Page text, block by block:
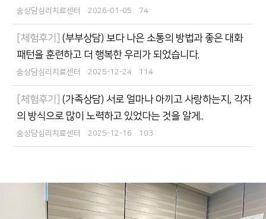
숨상담심리치료센터 2026-01-05 74
[체험후기]
(부부상담) 보다 나은 소통의 방법과 좋은 대화
패턴을 훈련하고 더 행복한 우리가 되었습니다.
숨상담심리치료센터 2025-12-24 114
[체험후기]
(가족상담) 서로 얼마나 아끼고 사랑하는지, 각자
의 방식으로 많이 노력하고 있었다는 것을 알게..
숨상담심리치료센터 2025-12-16 103